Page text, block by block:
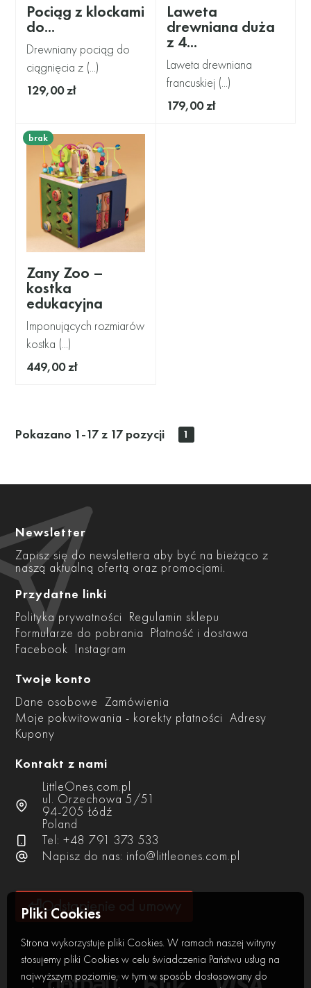
Pociąg z klockami
do...
Drewniany pociąg do
ciągnięcia z (...)
129,00 zł
Laweta
drewniana duża
z 4...
Laweta drewniana
francuskiej (...)
179,00 zł
Zany Zoo –
kostka
edukacyjna
Imponujących rozmiarów
kostka (...)
449,00 zł
brak
Pokazano 1-17 z 17 pozycji 1
Newsletter
Zapisz się do newslettera aby być na bieżąco z
naszą aktualną ofertą oraz promocjami.
Przydatne linki
Polityka prywatności Regulamin sklepu
Formularze do pobrania Płatność i dostawa
Facebook Instagram
Twoje konto
Dane osobowe Zamówienia
Moje pokwitowania - korekty płatności Adresy
Kupony
Kontakt z nami
LittleOnes.com.pl
ul. Orzechowa 5/51
94-205 Łódź
Poland
Tel: +48 791 373 533
Napisz do nas: info@littleones.com.pl
⏎Odstąpienie od umowy
Pliki Cookies
Strona wykorzystuje pliki Cookies. W ramach naszej witryny
stosujemy pliki Cookies w celu świadczenia Państwu usług na
najwyższym poziomie, w tym w sposób dostosowany do